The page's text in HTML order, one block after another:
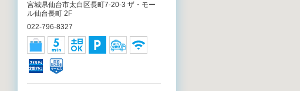
宮城県仙台市太白区長町7-20-3 ザ・モー
ル仙台長町 2F
022-796-8327